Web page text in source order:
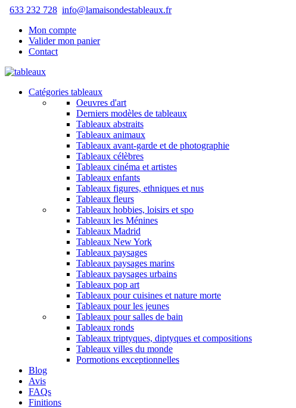
633 232 728 info@lamaisondestableaux.fr
Mon compte
Valider mon panier
Contact
Catégories tableaux
Oeuvres d'art
Derniers modèles de tableaux
Tableaux abstraits
Tableaux animaux
Tableaux avant-garde et de photographie
Tableaux célèbres
Tableaux cinéma et artistes
Tableaux enfants
Tableaux figures, ethniques et nus
Tableaux fleurs
Tableaux hobbies, loisirs et spo
Tableaux les Ménines
Tableaux Madrid
Tableaux New York
Tableaux paysages
Tableaux paysages marins
Tableaux paysages urbains
Tableaux pop art
Tableaux pour cuisines et nature morte
Tableaux pour les jeunes
Tableaux pour salles de bain
Tableaux ronds
Tableaux triptyques, diptyques et compositions
Tableaux villes du monde
Pormotions exceptionnelles
Blog
Avis
FAQs
Finitions